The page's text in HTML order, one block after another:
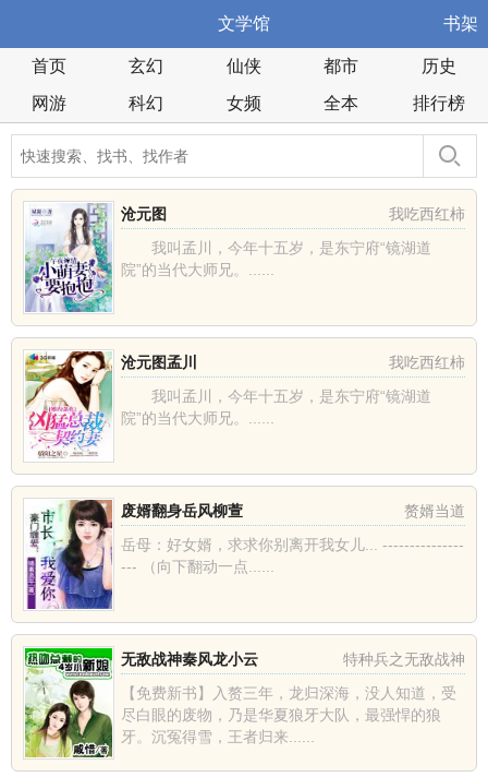
文学馆 书架
首页 玄幻 仙侠 都市
历史
网游
科幻 女频 全本 排行榜
我吃西红柿
沧元图
我叫孟川，今年十五岁，是东宁府“镜湖道
院”的当代大师兄。......
我吃西红柿
沧元图孟川
我叫孟川，今年十五岁，是东宁府“镜湖道
院”的当代大师兄。......
赘婿当道
废婿翻身岳风柳萱
岳母：好女婿，求求你别离开我女儿... ---------------
--- （向下翻动一点......
特种兵之无敌战神
无敌战神秦风龙小云
【免费新书】入赘三年，龙归深海，没人知道，受
尽白眼的废物，乃是华夏狼牙大队，最强悍的狼
牙。沉冤得雪，王者归来......